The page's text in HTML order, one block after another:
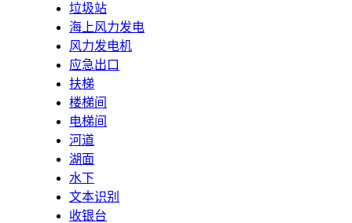
垃圾站
海上风力发电
风力发电机
应急出口
扶梯
楼梯间
电梯间
河道
湖面
水下
文本识别
收银台